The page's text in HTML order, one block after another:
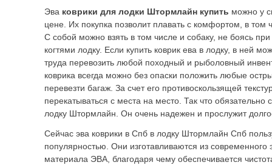
Эва коврики для лодки Штормлайн купить можно у
цене. Их покупка позволит плавать с комфортом, в том
С собой можно взять в том числе и собаку, не боясь
когтями лодку. Если купить коврик ева в лодку, в ней
труда перевозить любой походный и рыболовный
коврика всегда можно без опаски положить любые
перевезти багаж. За счет его противоскользящей
перекатываться с места на место. Так что обязательно
лодку Штормлайн. Он очень надежен и прослужит
Сейчас эва коврики в Спб в лодку Штормлайн Спб
популярностью. Они изготавливаются из современного
материала ЭВА, благодаря чему обеспечивается